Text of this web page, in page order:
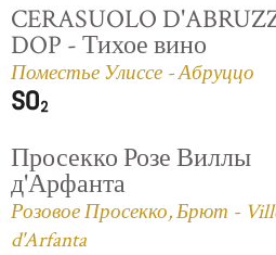
CERASUOLO
DOP - Тихое вино
Поместье Улиссе - Абруццо
Просекко Розе Виллы
д'Арфанта
Розовое Просекко, Брют -
d'Arfanta